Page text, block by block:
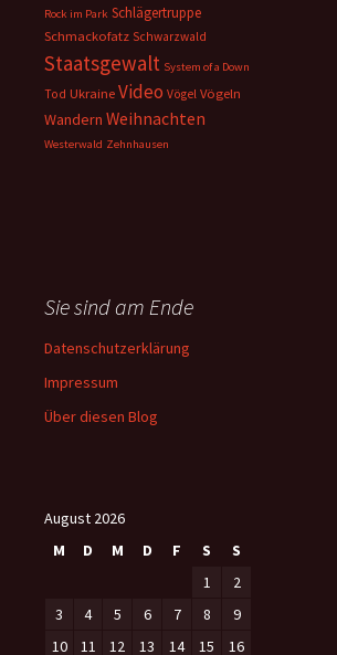
Rock im Park Schlägertruppe
Schmackofatz Schwarzwald
Staatsgewalt System of a Down
Tod Ukraine Video Vögel Vögeln
Wandern Weihnachten
Westerwald Zehnhausen
Sie sind am Ende
Datenschutzerklärung
Impressum
Über diesen Blog
August 2026
M
D M D F S
S
1
2
3
4 5 6 7 8
9
10
11 12 13 14 15 16